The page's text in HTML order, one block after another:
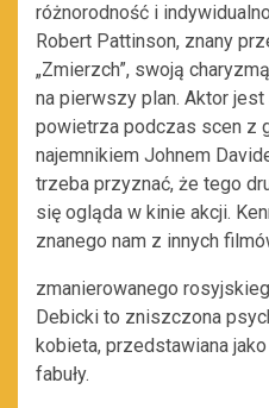
różnorodność i
Robert Pattinson, znany
„Zmierzch”, swoją
na pierwszy plan. Aktor
powietrza podczas scen z
najemnikiem Johnem
trzeba przyznać, że tego
się ogląda w kinie akcji.
znanego nam z innych
zmanierowanego
Debicki to zniszczona
kobieta, przedstawiana
fabuły.